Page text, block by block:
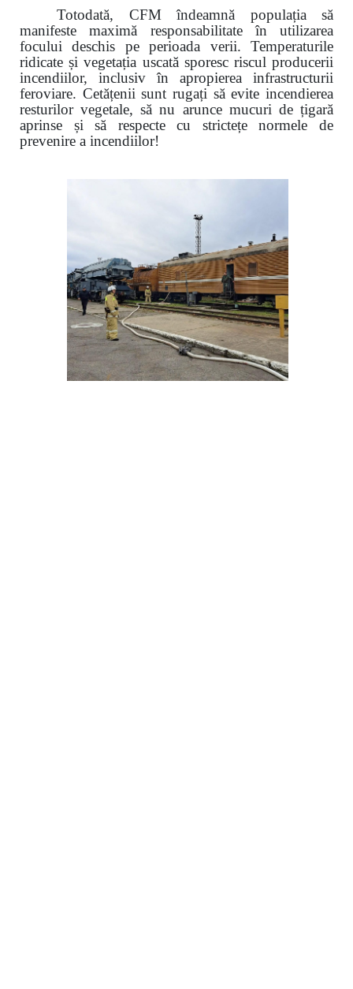
Totodată, CFM îndeamnă populația să
manifeste maximă responsabilitate în utilizarea
focului deschis pe perioada verii. Temperaturile
ridicate și vegetația uscată sporesc riscul producerii
incendiilor, inclusiv în apropierea infrastructurii
feroviare. Cetățenii sunt rugați să evite incendierea
resturilor vegetale, să nu arunce mucuri de țigară
aprinse și să respecte cu strictețe normele de
prevenire a incendiilor!